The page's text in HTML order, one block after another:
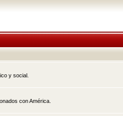
y social.
con América.